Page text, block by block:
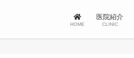
HOME
医院紹介
CLINIC